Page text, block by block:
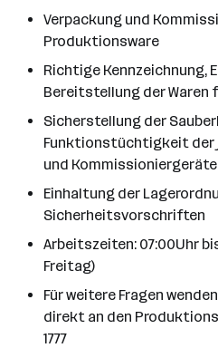
Verpackung und
Produktionsware
Richtige Kennzeichnung,
Bereitstellung der Waren
Sicherstellung der
Funktionstüchtigkeit der
und Kommissioniergeräte
Einhaltung der
Sicherheitsvorschriften
Arbeitszeiten: 07:00Uhr
Freitag)
Für weitere Fragen
direkt an den
1777